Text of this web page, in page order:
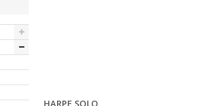
HARPE SOLO